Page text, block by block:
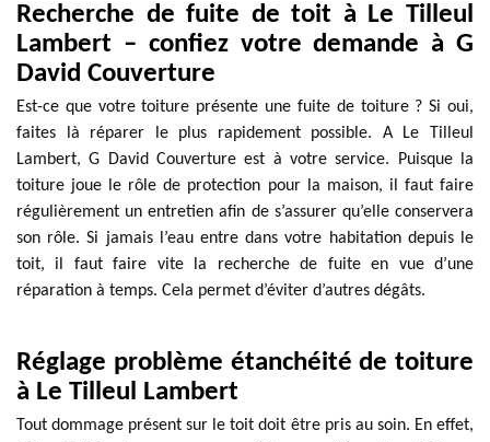
Recherche de fuite de toit à Le Tilleul
Lambert – confiez votre demande à G
David Couverture
Est-ce que votre toiture présente une fuite de toiture ? Si oui,
faites là réparer le plus rapidement possible. A Le Tilleul
Lambert, G David Couverture est à votre service. Puisque la
toiture joue le rôle de protection pour la maison, il faut faire
régulièrement un entretien afin de s’assurer qu’elle conservera
son rôle. Si jamais l’eau entre dans votre habitation depuis le
toit, il faut faire vite la recherche de fuite en vue d’une
réparation à temps. Cela permet d’éviter d’autres dégâts.
Réglage problème étanchéité de toiture
à Le Tilleul Lambert
Tout dommage présent sur le toit doit être pris au soin. En effet,